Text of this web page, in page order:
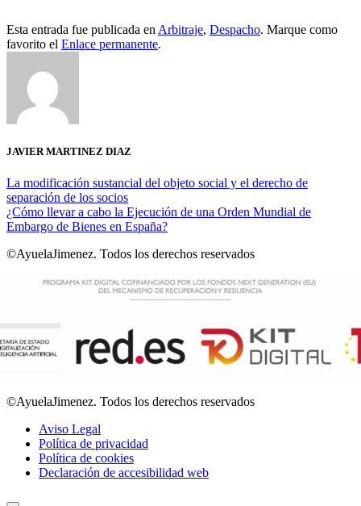
Esta entrada fue publicada en Arbitraje, Despacho. Marque como
favorito el Enlace permanente.
JAVIER MARTINEZ DIAZ
La modificación sustancial del objeto social y el derecho de
separación de los socios
¿Cómo llevar a cabo la Ejecución de una Orden Mundial de
Embargo de Bienes en España?
©AyuelaJimenez. Todos los derechos reservados
©AyuelaJimenez. Todos los derechos reservados
Aviso Legal
Política de privacidad
Política de cookies
Declaración de accesibilidad web